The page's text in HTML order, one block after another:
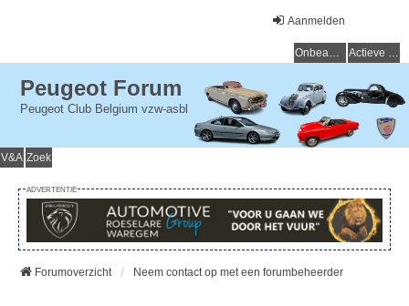
Aanmelden
Onbeantwoorde onderwerpen Actieve onderwerpen
Peugeot Forum
Peugeot Club Belgium vzw-asbl
V&A Zoek
ADVERTENTIE
Forumoverzicht Neem contact op met een forumbeheerder